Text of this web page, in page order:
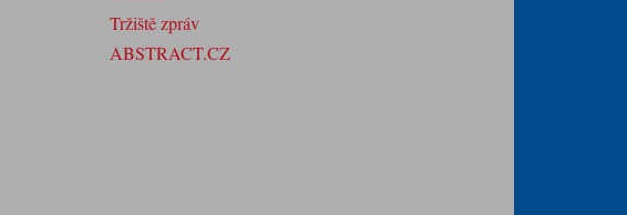
Tržiště zpráv
ABSTRACT.CZ